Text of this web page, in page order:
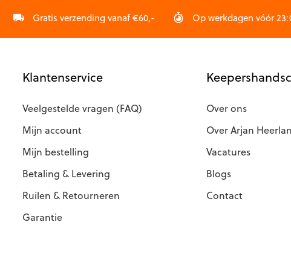
op
op
Gratis verzending vanaf €60,-
Op werkdagen vóór
Klantenservice
Veelgestelde vragen (FAQ)
Mijn account
Mijn bestelling
Betaling & Levering
Ruilen & Retourneren
Garantie
Over ons
Over Arjan
Vacatures
Blogs
Contact